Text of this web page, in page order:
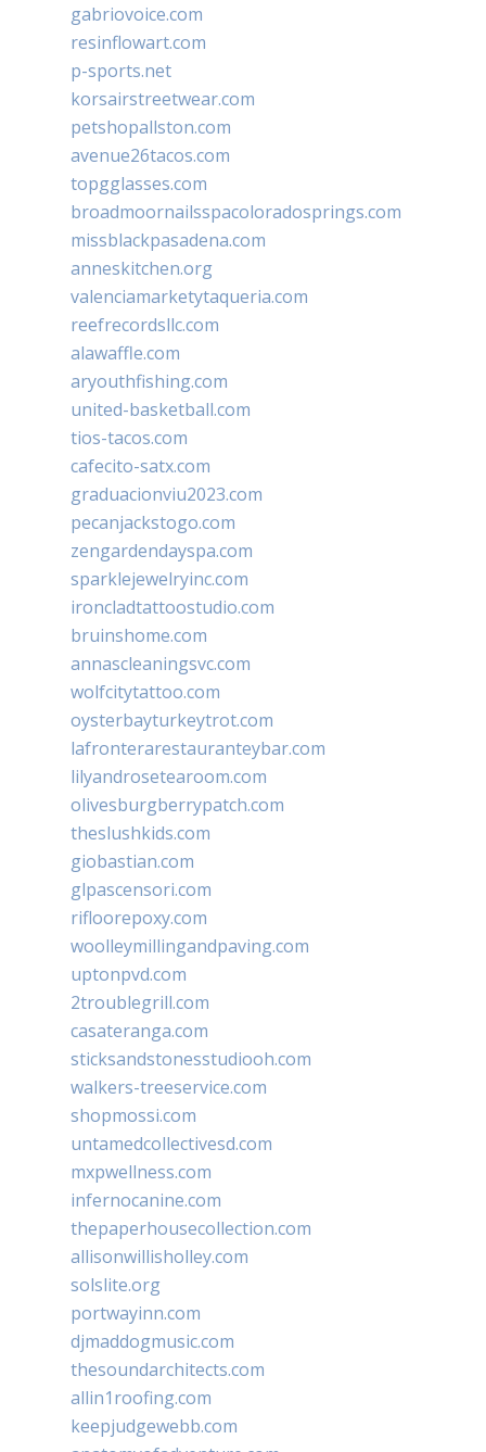
gabriovoice.com
resinflowart.com
p-sports.net
korsairstreetwear.com
petshopallston.com
avenue26tacos.com
topgglasses.com
broadmoornailsspacoloradosprings.com
missblackpasadena.com
anneskitchen.org
valenciamarketytaqueria.com
reefrecordsllc.com
alawaffle.com
aryouthfishing.com
united-basketball.com
tios-tacos.com
cafecito-satx.com
graduacionviu2023.com
pecanjackstogo.com
zengardendayspa.com
sparklejewelryinc.com
ironcladtattoostudio.com
bruinshome.com
annascleaningsvc.com
wolfcitytattoo.com
oysterbayturkeytrot.com
lafronterarestauranteybar.com
lilyandrosetearoom.com
olivesburgberrypatch.com
theslushkids.com
giobastian.com
glpascensori.com
rifloorepoxy.com
woolleymillingandpaving.com
uptonpvd.com
2troublegrill.com
casateranga.com
sticksandstonesstudiooh.com
walkers-treeservice.com
shopmossi.com
untamedcollectivesd.com
mxpwellness.com
infernocanine.com
thepaperhousecollection.com
allisonwillisholley.com
solslite.org
portwayinn.com
djmaddogmusic.com
thesoundarchitects.com
allin1roofing.com
keepjudgewebb.com